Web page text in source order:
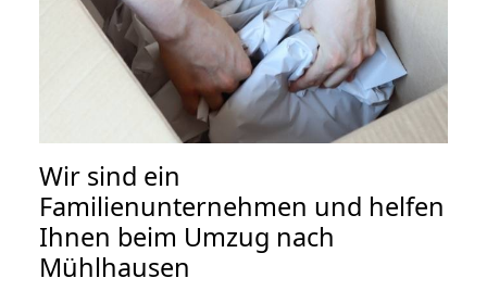
Wir sind ein
Familienunternehmen und helfen
Ihnen beim Umzug nach
Mühlhausen